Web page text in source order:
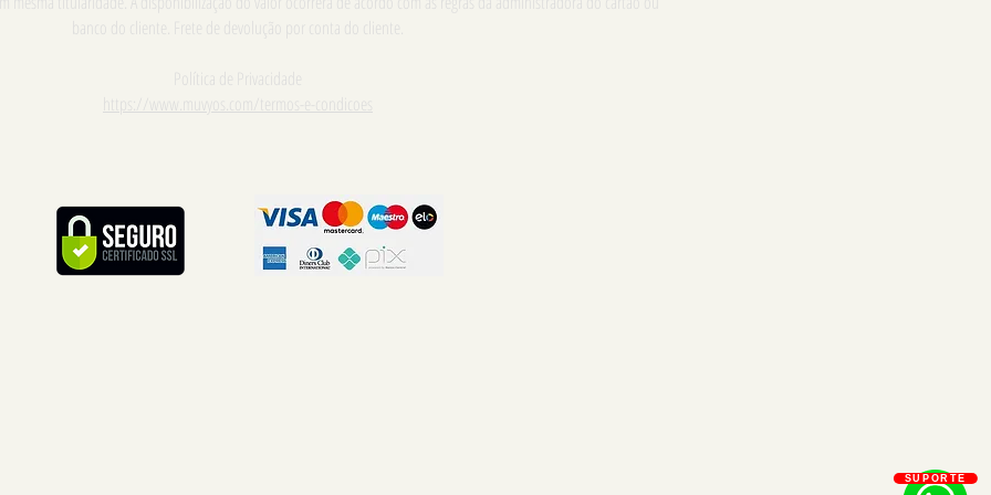
banco do cliente. Frete de devolução por conta do cliente.
Política de Privacidade
https://www.muvyos.com/termos-e-condicoes
SUPORTE